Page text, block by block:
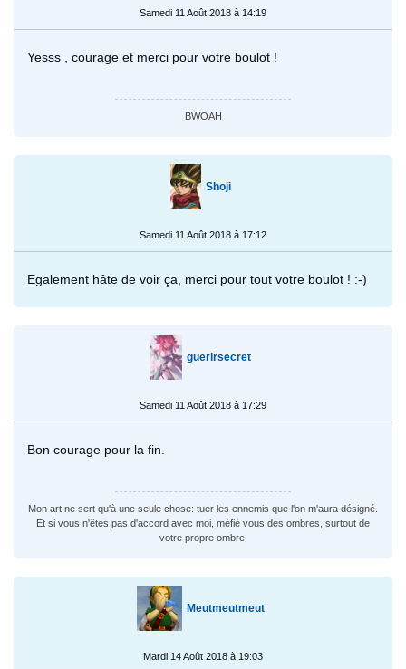
Samedi 11 Août 2018 à 14:19
Yesss , courage et merci pour votre boulot !
BWOAH
Shoji
Samedi 11 Août 2018 à 17:12
Egalement hâte de voir ça, merci pour tout votre boulot ! :-)
guerirsecret
Samedi 11 Août 2018 à 17:29
Bon courage pour la fin.
Mon art ne sert qu'à une seule chose: tuer les ennemis que l'on m'aura désigné.
Et si vous n'êtes pas d'accord avec moi, méfié vous des ombres, surtout de
votre propre ombre.
Meutmeutmeut
Mardi 14 Août 2018 à 19:03